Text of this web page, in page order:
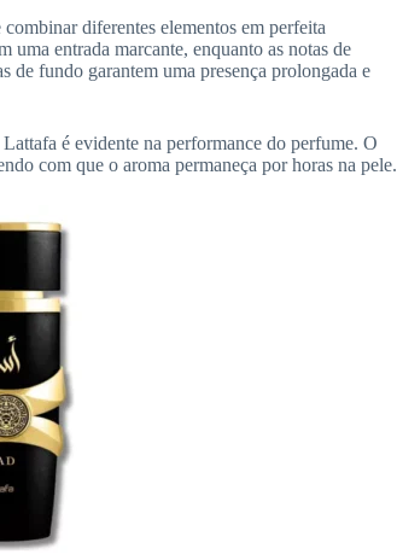
diferentes elementos em perfeita
uma entrada marcante, enquanto as notas de
de fundo garantem uma presença prolongada e
é evidente na performance do perfume. O
com que o aroma permaneça por horas na pele.